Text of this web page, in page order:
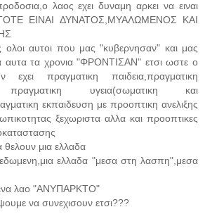
λαος εχει δυναμη αρκει να ειναι
ΕΙΝΑΙ ΔΥΝΑΤΟΣ,ΜΥΑΛΩΜΕΝΟΣ ΚΑΙ
αυτοι που μας "κυβερνησαν" και μας
αυτα τα χρονια "ΦΡΟΝΤΙΣΑΝ" ετσι ωστε ο
πραγματικη παιδεια,πραγματικη
πραγματικη υγεια(σωματικη και
εκπαιδευση με προοπτικη ανελιξης
ξεχωριστα αλλα και προοπτικες
θελουν μια ελλαδα
ελλαδα "μεσα στη λασπη",μεσα
ενα λαο "ΑΝΥΠΑΡΚΤΟ"
να συνεχισουν ετσι???